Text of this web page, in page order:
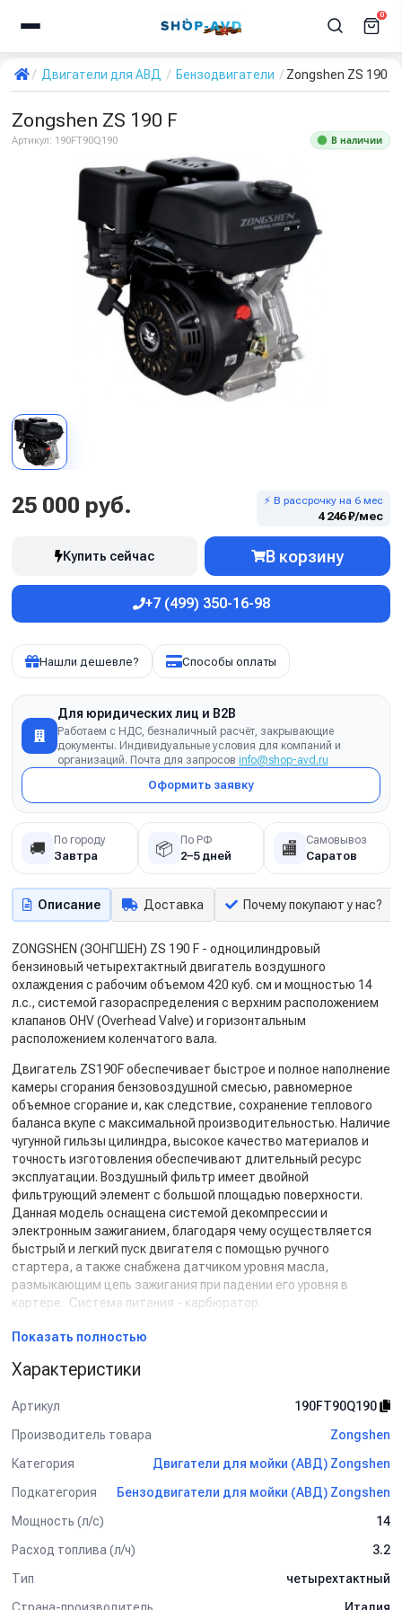
0
Двигатели для АВД Бензодвигатели Zongshen ZS 190 F
Zongshen ZS 190 F
Артикул: 190FT90Q190 В наличии
25 000 руб. ⚡ В рассрочку на 6 мес
4 246 ₽/мес
Купить сейчас В корзину
+7 (499) 350-16-98
Нашли дешевле? Способы оплаты
Для юридических лиц и B2B
Работаем с НДС, безналичный расчёт, закрывающие
документы. Индивидуальные условия для компаний и
организаций. Почта для запросов info@shop-avd.ru
Оформить заявку
🚚 По городу
Завтра 📦 По РФ
2–5 дней 🏬 Самовывоз
Саратов
Описание Доставка Почему покупают у нас?
ZONGSHEN (ЗОНГШЕН) ZS 190 F - одноцилиндровый
бензиновый четырехтактный двигатель воздушного
охлаждения с рабочим объемом 420 куб. см и мощностью 14
л.с., системой газораспределения с верхним расположением
клапанов OHV (Overhead Valve) и горизонтальным
расположением коленчатого вала.
Двигатель ZS190F обеспечивает быстрое и полное наполнение
камеры сгорания бензовоздушной смесью, равномерное
объемное сгорание и, как следствие, сохранение теплового
баланса вкупе с максимальной производительностью. Наличие
чугунной гильзы цилиндра, высокое качество материалов и
точность изготовления обеспечивают длительный ресурс
эксплуатации. Воздушный фильтр имеет двойной
фильтрующий элемент с большой площадью поверхности.
Данная модель оснащена системой декомпрессии и
электронным зажиганием, благодаря чему осуществляется
быстрый и легкий пуск двигателя с помощью ручного
стартера, а также снабжена датчиком уровня масла,
размыкающим цепь зажигания при падении его уровня в
картере. Система питания - карбюратор.
Двигатель ZS190 F относится к классу профессиональных
используется при производстве садово-огородного
снегоуборщиков), строительного оборудования (виброплит,
сельскохозяйственной техники (мотоблоков,
мотобуксировщиков), лесопильного оборудования (ленточных
(ЗОНГШЕН), в том числе и двигатели, снискали большую
популярность на всех континентах, в первую очередь
благодаря таким своим качествам, как надежность,
производительность и большой ресурс. Эти слова
Показать полностью
Характеристики
Артикул
190FT90Q190
Производитель товара
Zongshen
Категория
Двигатели для мойки (АВД) Zongshen
Подкатегория
Бензодвигатели для мойки (АВД) Zongshen
Мощность (л/с)
14
Расход топлива (л/ч)
3.2
Тип
четырехтактный
Страна-производитель